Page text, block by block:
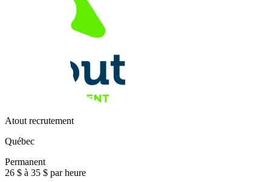
Atout recrutement
Québec
Permanent
26 $ à 35 $ par heure